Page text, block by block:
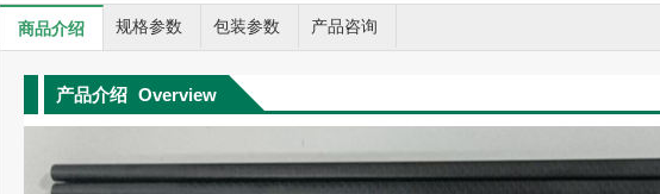
商品介绍 规格参数 包装参数 产品咨询
产品介绍 Overview